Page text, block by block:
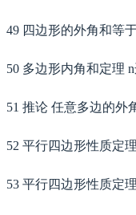
49 四边形的外角和等
50 多边形内角和定理
51 推论 任意多边的外
52 平行四边形性质定
53 平行四边形性质定